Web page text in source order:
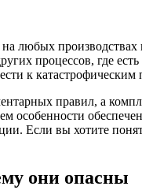
любых
процессов, где
к
правил, а
особенности
Если вы хотите
они опасны